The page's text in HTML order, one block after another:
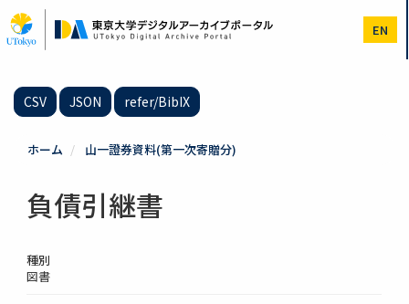
イ
ン
EN
CSV JSON refer/BibIX
ホーム 山一證券資料(第一次寄贈分)
負債引継書
種別
図書